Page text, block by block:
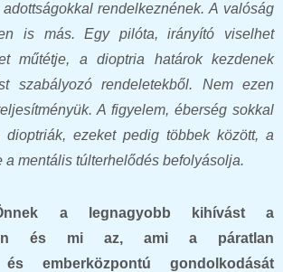
rendelkeznének. A valóság
is más. Egy pilóta, irányító viselhet
műtétje, a dioptria határok kezdenek
szabályozó rendeletekből. Nem ezen
A figyelem, éberség sokkal
dioptriák, ezeket pedig többek között, a
a mentális túlterhelődés befolyásolja.
a legnagyobb kihívást a
és mi az, ami a páratlan
és emberközpontú gondolkodását